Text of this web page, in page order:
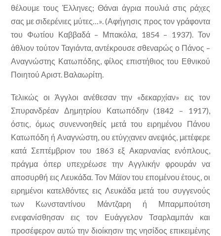
θέλουμε τους Έλληνες; Θάναι άγρια πουλιά στις ράχες
σας με σιδερένιες μύτες…». (Αφήγησις προς τον γράφοντα
του Φωτίου Καββαδά – Μπακόλα, 1854 – 1937). Τον
άθλιον τούτον Ταγιάντα, αντέκρουσε σθεναρώς ο Πάνος –
Αναγνώστης Κατωπόδης, φίλος επιστήθιος του Εθνικού
Ποιητού Αριστ. Βαλαωρίτη.
Τελικώς οι Άγγλοι ανέθεσαν την «δεκαρχίαν» εις τον
Σπυρανδρέαν Δημητρίου Κατωπόδην (1842 – 1917),
όστις, όμως συνεννοηθείς μετά του ειρημένου Πάνου
Κατωπόδη ή Αναγνώστη, ου ετύγχανεν ανεψιός, μετέφερε
κατά Σεπτέμβριον του 1863 εξ Ακαρνανίας ενόπλους,
πράγμα όπερ υπεχρέωσε την Αγγλικήν φρουράν να
αποσυρθή εις Λευκάδα. Τον Μάϊον του επομένου έτους, οι
ειρημένοι κατελθόντες εις Λευκάδα μετά του συγγενούς
των Κωνσταντίνου Μάντζαρη ή Μπαρμπούτση
ενεφανίσθησαν εις τον Ευάγγελον Τσαρλαμπάν και
προσέφερον αυτώ την διοίκησιν της νησίδος επικειμένης